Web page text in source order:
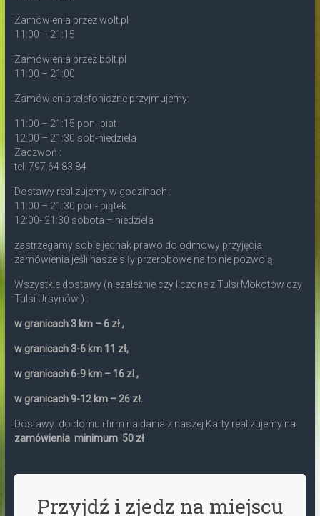
Zamówienia przez wolt.pl
11:00 – 21:15
Zamówienia przez bolt.pl
11:00 – 21:00
Zamówienia telefoniczne przyjmujemy:
11:00 – 21:15 pon -piat
12:00 – 21:30 sob-niedziela
Zadzwoń :
tel. 797 64 83 84
Dostawy realizujemy w godzinach :
11:00 – 21:30 pon- piątek
12:00- 21:30 sobota – niedziela
zastrzegamy sobie jednak prawo do odmowy przyjęcia
zamówienia jeśli nasze siły przerobowe na to nie pozwolą.
Wszystkie dostawy (niezależnie czy liczone z Tulsi Mokotów czy
Tulsi Ursynów ) :
w granicach 3 km – 6 zł ,
w granicach 3-6 km 11 zł,
w granicach 6-9 km – 16 zl ,
w granicach 9-12 km – 26 zł.
Dostawy do domu i firm na dania z naszej Karty realizujemy na
zamówienia minimum 50 zł
Przyjdź i zjedz na miejscu